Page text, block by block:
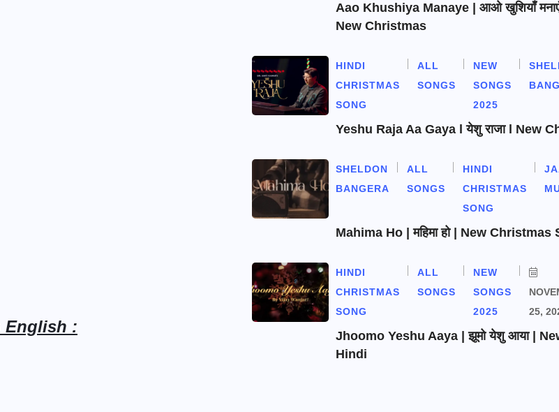
English :
Aao Khushiya Manaye | आओ खुशियाँ
New Christmas
HINDI
CHRISTMAS
SONG
ALL
SONGS
NEW
SONGS
2025
Yeshu Raja Aa Gaya l येशु राजा l New
SHELDON
BANGERA
ALL
SONGS
HINDI
CHRISTMAS
SONG
Mahima Ho | महिमा हो | New Christmas
HINDI
CHRISTMAS
SONG
ALL
SONGS
NEW
SONGS
2025
25,
Jhoomo Yeshu Aaya | झूमो येशु आया |
Hindi